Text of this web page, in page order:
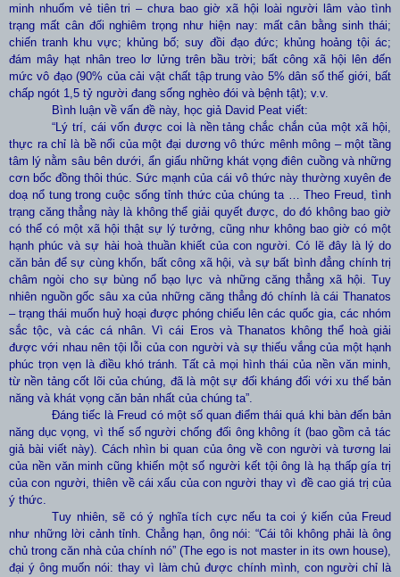
minh nhuốm vẻ tiên tri – chưa bao giờ xã hội loài người lâm vào tình
trạng mất cân đối nghiêm trọng như hiện nay: mất cân bằng sinh thái;
chiến tranh khu vực; khủng bố; suy đồi đạo đức; khủng hoảng tội ác;
đám mây hạt nhân treo lơ lửng trên bầu trời; bất công xã hội lên đến
mức vô đạo (90% của cải vật chất tập trung vào 5% dân số thế giới, bất
chấp ngót 1,5 tỷ người đang sống nghèo đói và bệnh tật); v.v.
Bình luận về vấn đề này, học giả David Peat viết:
“Lý trí, cái vốn được coi là nền tảng chắc chắn của một xã hội,
thực ra chỉ là bề nổi của một đại dương vô thức mênh mông – một tầng
tâm lý nằm sâu bên dưới, ẩn giấu những khát vọng điên cuồng và những
cơn bốc đồng thôi thúc. Sức mạnh của cái vô thức này thường xuyên đe
doạ nổ tung trong cuộc sống tỉnh thức của chúng ta … Theo Freud, tình
trạng căng thẳng này là không thể giải quyết được, do đó không bao giờ
có thể có một xã hội thật sự lý tưởng, cũng như không bao giờ có một
hạnh phúc và sự hài hoà thuần khiết của con người. Có lẽ đây là lý do
căn bản để sự cùng khốn, bất công xã hội, và sự bất bình đẳng chính trị
châm ngòi cho sự bùng nổ bạo lực và những căng thẳng xã hội. Tuy
nhiên nguồn gốc sâu xa của những căng thẳng đó chính là cái Thanatos
– trạng thái muốn huỷ hoại được phóng chiếu lên các quốc gia, các nhóm
sắc tộc, và các cá nhân. Vì cái Eros và Thanatos không thể hoà giải
được với nhau nên tội lỗi của con người và sự thiếu vắng của một hạnh
phúc trọn vẹn là điều khó tránh. Tất cả mọi hình thái của nền văn minh,
từ nền tảng cốt lõi của chúng, đã là một sự đối kháng đối với xu thế bản
năng và khát vọng căn bản nhất của chúng ta”.
Đáng tiếc là Freud có một số quan điểm thái quá khi bàn đến bản
năng dục vọng, vì thế số người chống đối ông không ít (bao gồm cả tác
giả bài viết này). Cách nhìn bi quan của ông về con người và tương lai
của nền văn minh cũng khiến một số người kết tội ông là hạ thấp gía trị
của con người, thiên về cái xấu của con người thay vì đề cao giá trị của
ý thức.
Tuy nhiên, sẽ có ý nghĩa tích cực nếu ta coi ý kiến của Freud
như những lời cảnh tỉnh. Chẳng hạn, ông nói: “Cái tôi không phải là ông
chủ trong căn nhà của chính nó” (The ego is not master in its own house),
đại ý ông muốn nói: thay vì làm chủ được chính mình, con người chỉ là